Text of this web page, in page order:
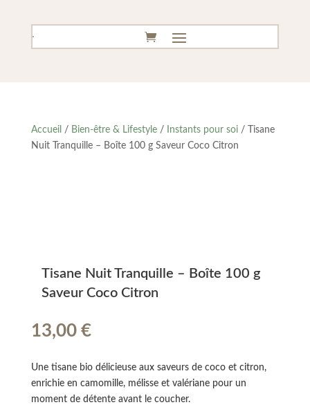
Accueil / Bien-être & Lifestyle/ Instants pour soi/ Tisane
Nuit Tranquille – Boîte 100 g Saveur Coco Citron
Tisane Nuit Tranquille – Boîte 100 g
Saveur Coco Citron
13,00 €
Une tisane bio délicieuse aux saveurs de coco et citron,
enrichie en camomille, mélisse et valériane pour un
moment de détente avant le coucher.